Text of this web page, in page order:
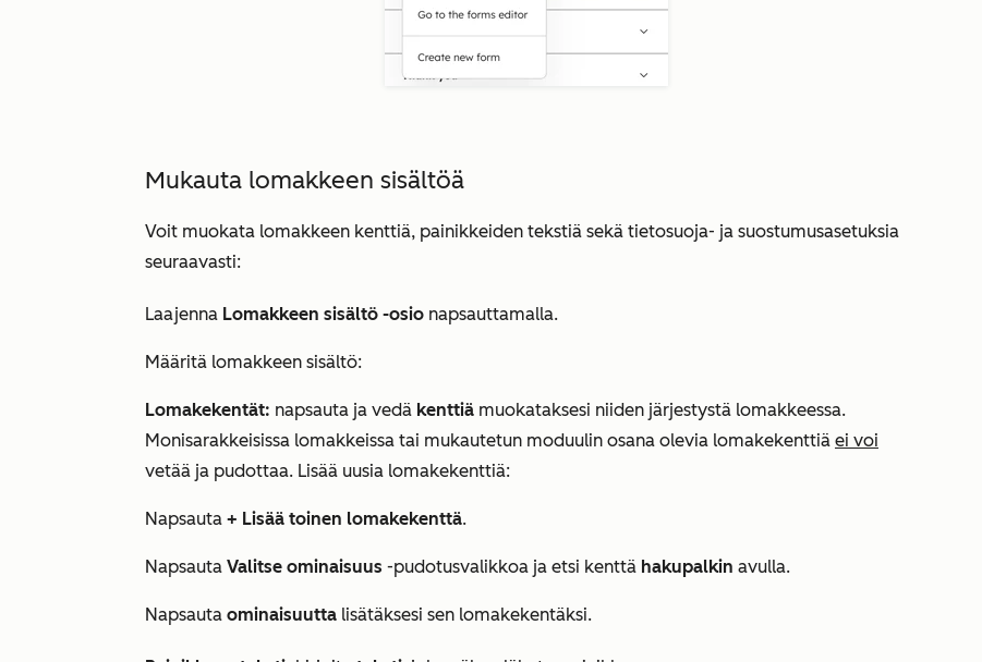
Mukauta lomakkeen sisältöä
Voit muokata lomakkeen kenttiä, painikkeiden tekstiä sekä tietosuoja- ja suostumusasetuksia
seuraavasti:
Laajenna Lomakkeen sisältö -osio napsauttamalla.
Määritä lomakkeen sisältö:
Lomakekentät: napsauta ja vedä kenttiä muokataksesi niiden järjestystä lomakkeessa.
Monisarakkeisissa lomakkeissa tai mukautetun moduulin osana olevia lomakekenttiä ei voi
vetää ja pudottaa. Lisää uusia lomakekenttiä:
Napsauta + Lisää toinen lomakekenttä.
Napsauta Valitse ominaisuus -pudotusvalikkoa ja etsi kenttä hakupalkin avulla.
Napsauta ominaisuutta lisätäksesi sen lomakekentäksi.